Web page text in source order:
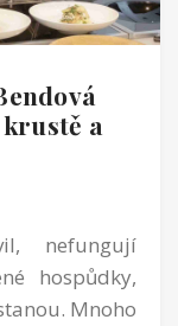
a
nefungují
hospůdky,
Mnoho